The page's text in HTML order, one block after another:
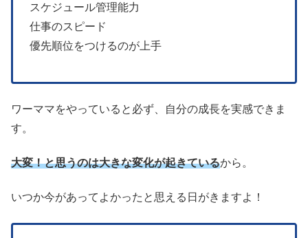
スケジュール管理能力
仕事のスピード
優先順位をつけるのが上手
ワーママをやっていると必ず、自分の成長を実感できま
す。
大変！と思うのは大きな変化が起きているから。
いつか今があってよかったと思える日がきますよ！